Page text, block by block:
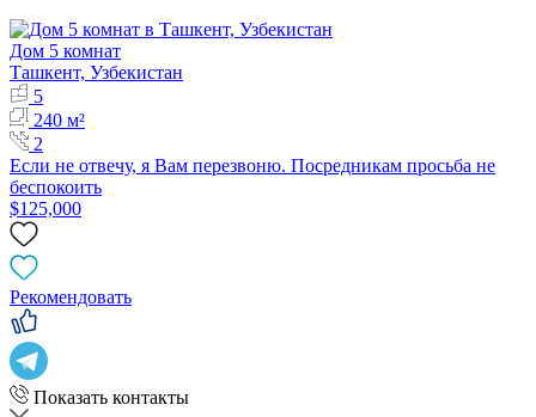
Дом 5 комнат
Ташкент, Узбекистан
5
240 м²
2
Если не отвечу, я Вам перезвоню. Посредникам просьба не
беспокоить
$125,000
Рекомендовать
Показать контакты